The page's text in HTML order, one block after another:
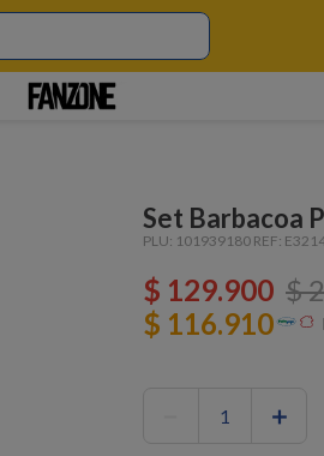
Set Barbacoa
PLU: 101939180 REF:
$ 129.900 $
$ 116.910
＋